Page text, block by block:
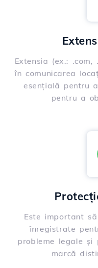
Extensia (ex.:
în comunicarea
esențială pentru
pentru a
Este important
înregistrate
probleme legale și
marcă